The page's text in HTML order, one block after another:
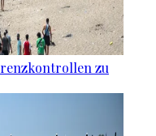
zu